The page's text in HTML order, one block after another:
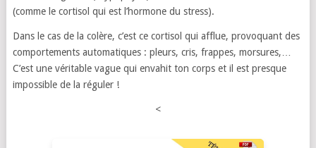
(comme le cortisol qui est l’hormone du stress).
Dans le cas de la colère, c’est ce cortisol qui afflue, provoquant des
comportements automatiques : pleurs, cris, frappes, morsures,…
C’est une véritable vague qui envahit ton corps et il est presque
impossible de la réguler !
<